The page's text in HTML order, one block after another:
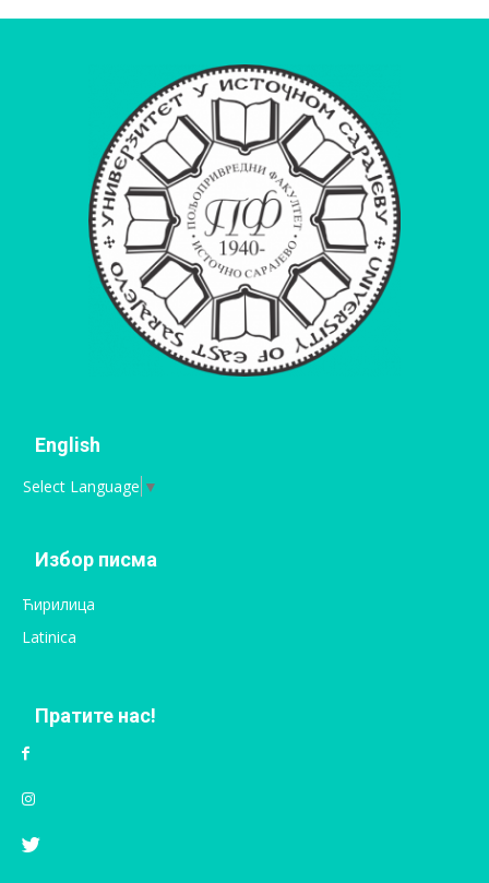
English
Select Language ▼
Избор писма
Ћирилица
Latinica
Пратите нас!